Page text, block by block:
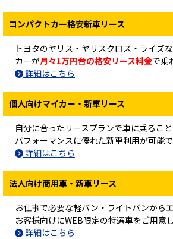
コンパクトカー格安新車リース
トヨタのヤリス・ヤリスクロス・ライズ
カーが月々1万円台の格安リース料金で乗
詳細はこちら
個人向けマイカー・新車リース
自分に合ったリースプランで車に乗るこ
パフォーマンスに優れた新車利用が可能で
詳細はこちら
法人向け商用車・新車リース
お仕事で必要な軽バン・ライトバンから
お客様向けにWEB限定の特選車をご用意
詳細はこちら